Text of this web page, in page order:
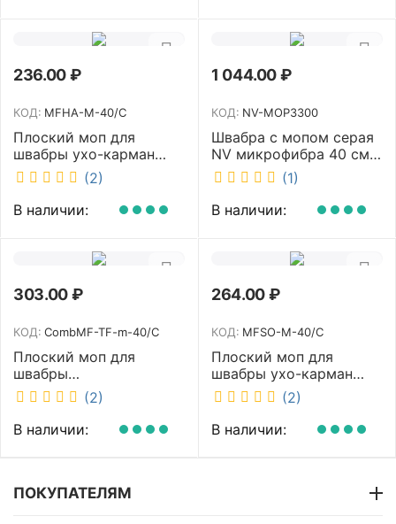
236.00₽
КОД: MFHA-M-40/C
Плоский моп для
швабры ухо-карман
белый 40 см NV MFHA-
M-40/C
(2)
В наличии:
1 044.00₽
КОД: NV-MOP3300
Швабра с мопом серая
NV микрофибра 40 см
NV-MOP3300
(1)
В наличии:
303.00₽
КОД: CombMF-TF-m-40/C
Плоский моп для
швабры
комбинированный ухо-
карман бежевый 40 см
NV CombMF-TF-m-40/C
(2)
В наличии:
264.00₽
КОД: MFSO-M-40/C
Плоский моп для
швабры ухо-карман
белый 40 см NV MFSO-
M-40/C
(2)
В наличии:
ПОКУПАТЕЛЯМ